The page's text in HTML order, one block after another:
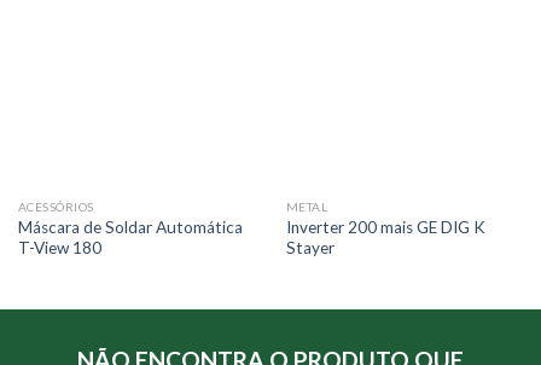
ACESSÓRIOS
Máscara de Soldar Automática
T-View 180
METAL
Inverter 200 mais GE DIG K
Stayer
NÃO ENCONTRA O PRODUTO QUE